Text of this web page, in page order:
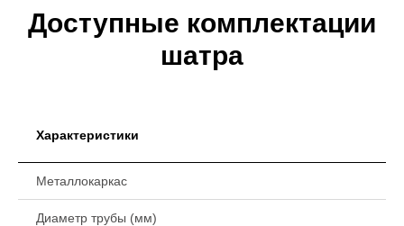
Доступные комплектации
шатра
Характеристики
Металлокаркас
Диаметр трубы (мм)